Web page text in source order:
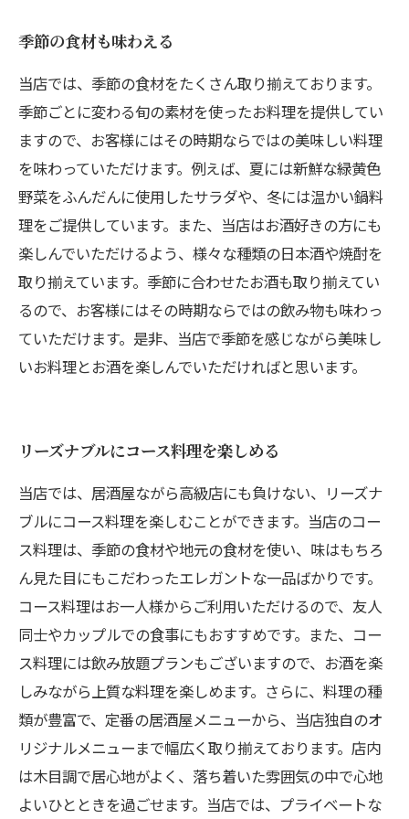
季節の食材も味わえる
当店では、季節の食材をたくさん取り揃えております。
季節ごとに変わる旬の素材を使ったお料理を提供してい
ますので、お客様にはその時期ならではの美味しい料理
を味わっていただけます。例えば、夏には新鮮な緑黄色
野菜をふんだんに使用したサラダや、冬には温かい鍋料
理をご提供しています。また、当店はお酒好きの方にも
楽しんでいただけるよう、様々な種類の日本酒や焼酎を
取り揃えています。季節に合わせたお酒も取り揃えてい
るので、お客様にはその時期ならではの飲み物も味わっ
ていただけます。是非、当店で季節を感じながら美味し
いお料理とお酒を楽しんでいただければと思います。
リーズナブルにコース料理を楽しめる
当店では、居酒屋ながら高級店にも負けない、リーズナ
ブルにコース料理を楽しむことができます。当店のコー
ス料理は、季節の食材や地元の食材を使い、味はもちろ
ん見た目にもこだわったエレガントな一品ばかりです。
コース料理はお一人様からご利用いただけるので、友人
同士やカップルでの食事にもおすすめです。また、コー
ス料理には飲み放題プランもございますので、お酒を楽
しみながら上質な料理を楽しめます。さらに、料理の種
類が豊富で、定番の居酒屋メニューから、当店独自のオ
リジナルメニューまで幅広く取り揃えております。店内
は木目調で居心地がよく、落ち着いた雰囲気の中で心地
よいひとときを過ごせます。当店では、プライベートな